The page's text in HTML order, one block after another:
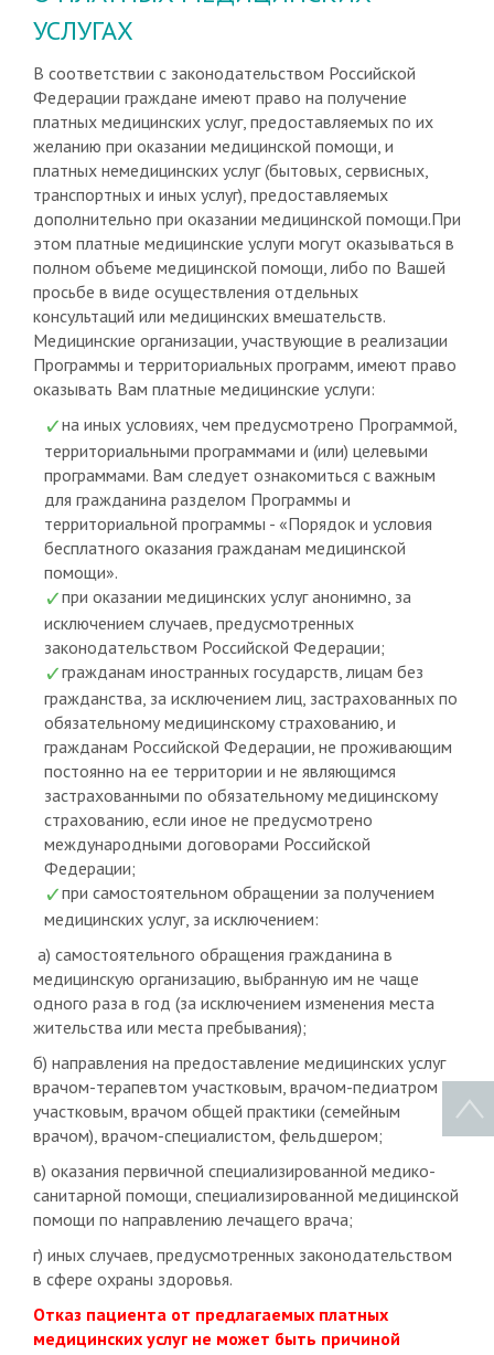
УСЛУГАХ
В соответствии с законодательством Российской
Федерации граждане имеют право на получение
платных медицинских услуг, предоставляемых по их
желанию при оказании медицинской помощи, и
платных немедицинских услуг (бытовых, сервисных,
транспортных и иных услуг), предоставляемых
дополнительно при оказании медицинской помощи.При
этом платные медицинские услуги могут оказываться в
полном объеме медицинской помощи, либо по Вашей
просьбе в виде осуществления отдельных
консультаций или медицинских вмешательств.
Медицинские организации, участвующие в реализации
Программы и территориальных программ, имеют право
оказывать Вам платные медицинские услуги:
на иных условиях, чем предусмотрено Программой,
территориальными программами и (или) целевыми
программами. Вам следует ознакомиться с важным
для гражданина разделом Программы и
территориальной программы - «Порядок и условия
бесплатного оказания гражданам медицинской
помощи».
при оказании медицинских услуг анонимно, за
исключением случаев, предусмотренных
законодательством Российской Федерации;
гражданам иностранных государств, лицам без
гражданства, за исключением лиц, застрахованных по
обязательному медицинскому страхованию, и
гражданам Российской Федерации, не проживающим
постоянно на ее территории и не являющимся
застрахованными по обязательному медицинскому
страхованию, если иное не предусмотрено
международными договорами Российской
Федерации;
при самостоятельном обращении за получением
медицинских услуг, за исключением:
а) самостоятельного обращения гражданина в
медицинскую организацию, выбранную им не чаще
одного раза в год (за исключением изменения места
жительства или места пребывания);
б) направления на предоставление медицинских услуг
врачом-терапевтом участковым, врачом-педиатром
участковым, врачом общей практики (семейным
врачом), врачом-специалистом, фельдшером;
в) оказания первичной специализированной медико-
санитарной помощи, специализированной медицинской
помощи по направлению лечащего врача;
г) иных случаев, предусмотренных законодательством
в сфере охраны здоровья.
Отказ пациента от предлагаемых платных
медицинских услуг не может быть причиной